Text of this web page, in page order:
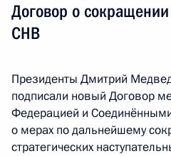
Договор о
СНВ
Президенты Дмитрий
подписали новый Договор
Федерацией и
о мерах по дальнейшему
стратегических